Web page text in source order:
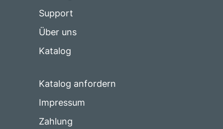
Support
Über uns
Katalog
Katalog anfordern
Impressum
Zahlung